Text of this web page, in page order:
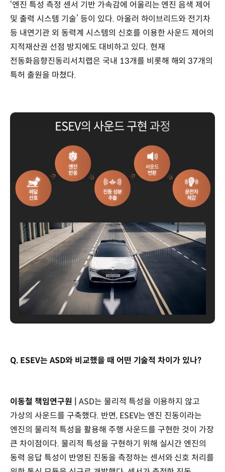
‘엔진 특성 측정 센서 기반 가속감에 어울리는 엔진 음색 제어
및 출력 시스템 기술’ 등이 있다. 아울러 하이브리드와 전기차
등 내연기관 외 동력계 시스템의 신호를 이용한 사운드 제어의
지적재산권 선점 방지에도 대비하고 있다. 현재
전동화음향진동리서치랩은 국내 13개를 비롯해 해외 37개의
특허 출원을 마쳤다.
Q. ESEV는 ASD와 비교했을 때 어떤 기술적 차이가 있나?
이동철 책임연구원 |
ASD는 물리적 특성을 이용하지 않고
가상의 사운드를 구축했다. 반면, ESEV는 엔진 진동이라는
엔진의 물리적 특성을 활용해 주행 사운드를 구현한 것이 가장
큰 차이점이다. 물리적 특성을 구현하기 위해 실시간 엔진의
동력 응답 특성이 반영된 진동을 측정하는 센서와 신호 처리를